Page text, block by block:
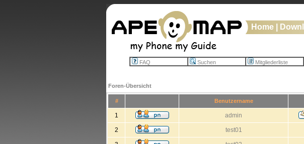
Home
FAQ Suchen Mitgliederliste
Foren-Übersicht
# Benutzername
1 admin
2 test01